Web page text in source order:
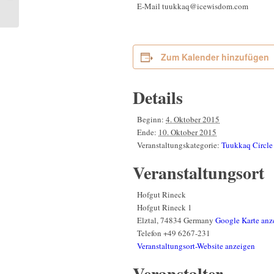
E-Mail tuukkaq@icewisdom.com
Zum Kalender hinzufügen
Details
Beginn: 4. Oktober 2015
Ende: 10. Oktober 2015
Veranstaltungskategorie: Tuukkaq Circle
Veranstaltungsort
Hofgut Rineck
Hofgut Rineck 1
Elztal,74834 Germany Google Karte
Telefon +49 6267-231
Veranstaltungsort-Website anzeigen